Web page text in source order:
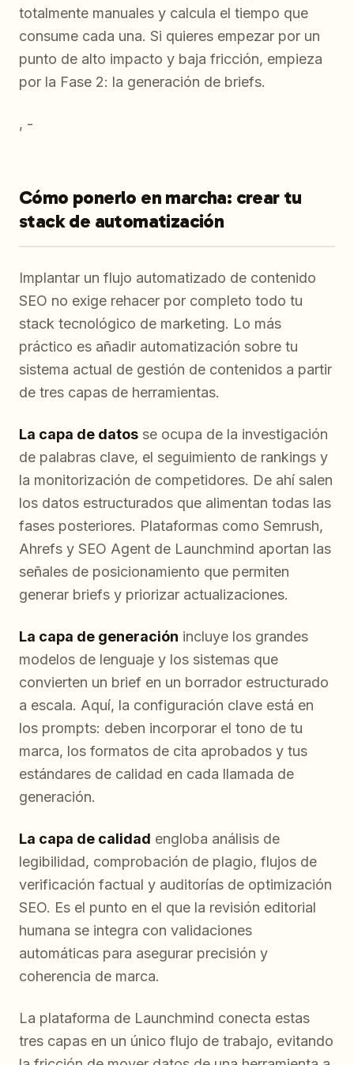
totalmente manuales y calcula el tiempo que
consume cada una. Si quieres empezar por un
punto de alto impacto y baja fricción, empieza
por la Fase 2: la generación de briefs.
, -
Cómo ponerlo en marcha: crear tu
stack de automatización
Implantar un flujo automatizado de contenido
SEO no exige rehacer por completo todo tu
stack tecnológico de marketing. Lo más
práctico es añadir automatización sobre tu
sistema actual de gestión de contenidos a partir
de tres capas de herramientas.
La capa de datos se ocupa de la investigación
de palabras clave, el seguimiento de rankings y
la monitorización de competidores. De ahí salen
los datos estructurados que alimentan todas las
fases posteriores. Plataformas como Semrush,
Ahrefs y SEO Agent de Launchmind aportan las
señales de posicionamiento que permiten
generar briefs y priorizar actualizaciones.
La capa de generación incluye los grandes
modelos de lenguaje y los sistemas que
convierten un brief en un borrador estructurado
a escala. Aquí, la configuración clave está en
los prompts: deben incorporar el tono de tu
marca, los formatos de cita aprobados y tus
estándares de calidad en cada llamada de
generación.
La capa de calidad engloba análisis de
legibilidad, comprobación de plagio, flujos de
verificación factual y auditorías de optimización
SEO. Es el punto en el que la revisión editorial
humana se integra con validaciones
automáticas para asegurar precisión y
coherencia de marca.
La plataforma de Launchmind conecta estas
tres capas en un único flujo de trabajo, evitando